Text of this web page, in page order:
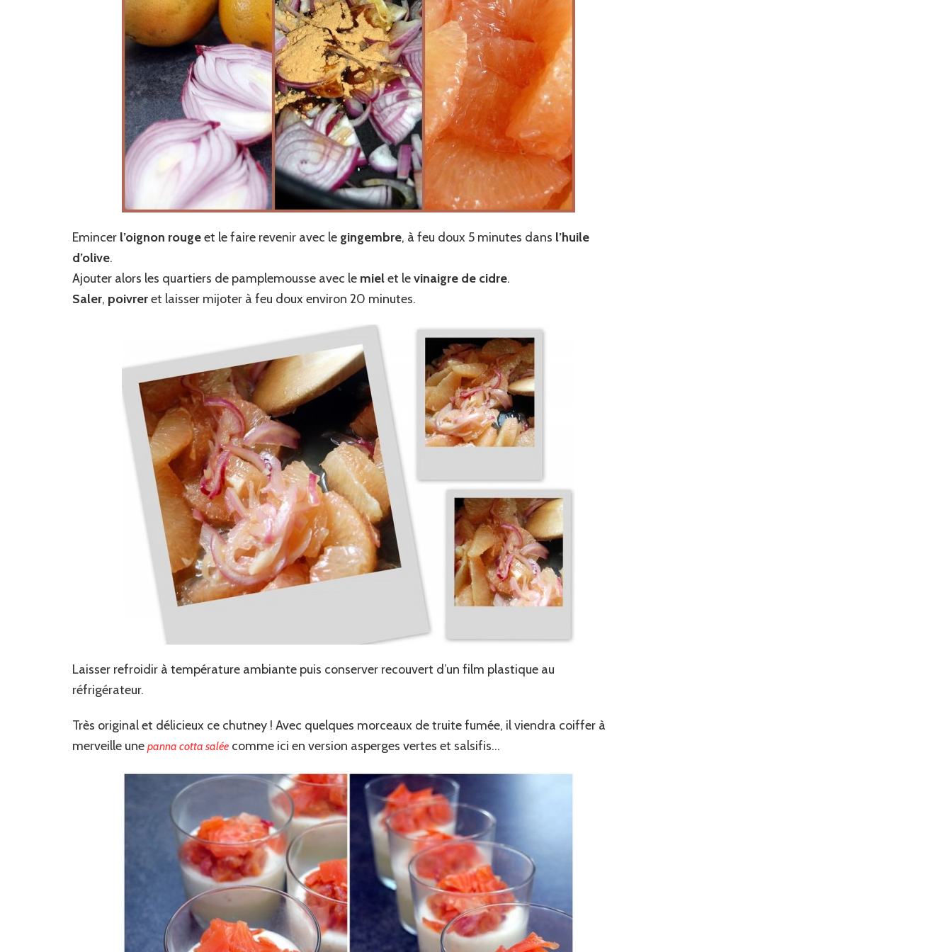
Emincer l’oignon rougeet le faire revenir avec le gingembre, à feu doux 5 minutes dans l’huile
d’olive.
Ajouter alors les quartiers de pamplemousse avec le mielet levinaigre de cidre.
Saler, poivreret laisser mijoter à feu doux environ 20 minutes.
Laisser refroidir à température ambiante puis conserver recouvert d’un film plastique au
réfrigérateur.
Très original et délicieux ce chutney ! Avec quelques morceaux de truite fumée, il viendra coiffer à
merveille une panna cotta salée comme ici en version asperges vertes et salsifis…